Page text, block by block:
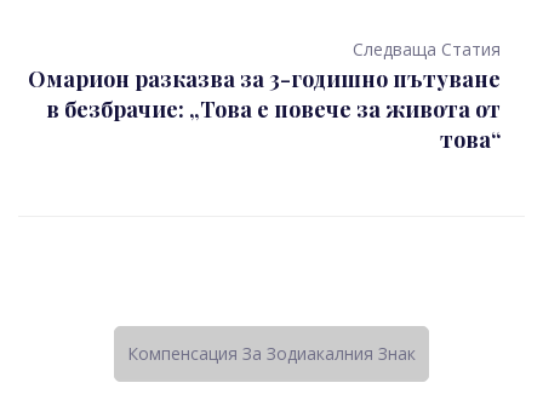
Следваща Статия
Омарион разказва за 3-годишно пътуване
в безбрачие: „Това е повече за живота от
това“
Компенсация За Зодиакалния Знак